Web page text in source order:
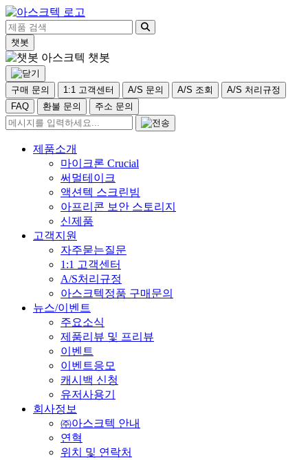
챗봇
아스크텍 챗봇
구매 문의 1:1 고객센터 A/S 문의 A/S 조회
A/S 처리규정
FAQ
환불 문의 주소 문의
제품소개
마이크론 Crucial
써멀테이크
액션텍 스크린빔
아프리콘 보안 스토리지
신제품
고객지원
자주묻는질문
1:1 고객센터
A/S처리규정
아스크텍정품 구매문의
뉴스/이벤트
주요소식
제품리뷰 및 프리뷰
이벤트
이벤트응모
캐시백 신청
유저사용기
회사정보
㈜아스크텍 안내
연혁
위치 및 연락처